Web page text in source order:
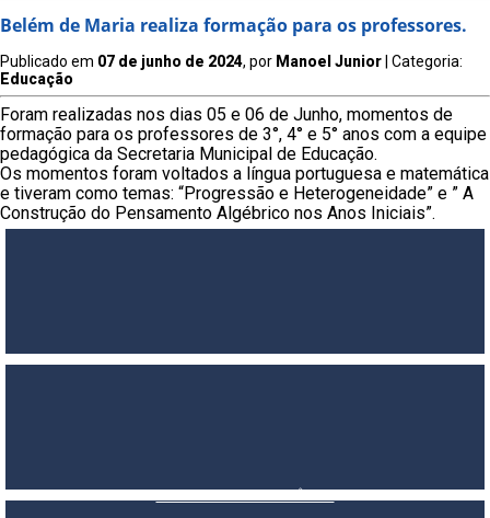
Belém de Maria realiza formação para os professores.
Publicado em 07 de junho de 2024, por Manoel Junior | Categoria:
Educação
Foram realizadas nos dias 05 e 06 de Junho, momentos de
formação para os professores de 3°, 4° e 5° anos com a equipe
pedagógica da Secretaria Municipal de Educação.
Os momentos foram voltados a língua portuguesa e matemática
e tiveram como temas: “Progressão e Heterogeneidade” e ” A
Construção do Pensamento Algébrico nos Anos Iniciais”.